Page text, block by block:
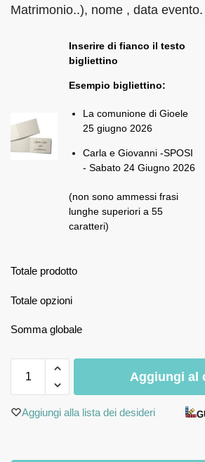
Matrimonio..), nome , data evento.
Inserire di fianco il testo
bigliettino
Esempio bigliettino:
La comunione di Gioele
25 giugno 2026
Carla e Giovanni -SPOSI
- Sabato 24 Giugno 2026
(non sono ammessi frasi
lunghe superiori a 55
caratteri)
Totale prodotto
Totale opzioni
Somma globale
Aggiungi al
Aggiungi alla lista dei desideri